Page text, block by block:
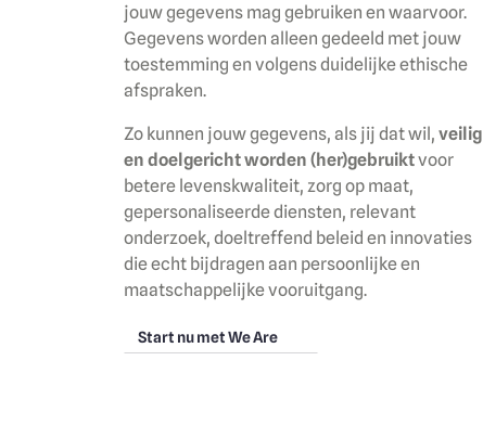
jouw gegevens mag gebruiken en waarvoor.
Gegevens worden alleen gedeeld met jouw
toestemming en volgens duidelijke ethische
afspraken.
Zo kunnen jouw gegevens, als jij dat wil, veilig
en doelgericht worden (her)gebruiktvoor
betere levenskwaliteit, zorg op maat,
gepersonaliseerde diensten, relevant
onderzoek, doeltreffend beleid en innovaties
die echt bijdragen aan persoonlijke en
maatschappelijke vooruitgang.
Start nu met We Are